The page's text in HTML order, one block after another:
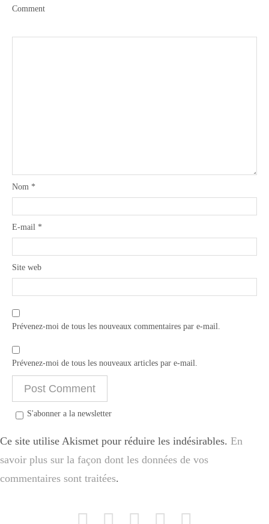
Comment
Nom *
E-mail *
Site web
Prévenez-moi de tous les nouveaux commentaires par e-mail.
Prévenez-moi de tous les nouveaux articles par e-mail.
S'abonner a la newsletter
Ce site utilise Akismet pour réduire les indésirables. En
savoir plus sur la façon dont les données de vos
commentaires sont traitées.